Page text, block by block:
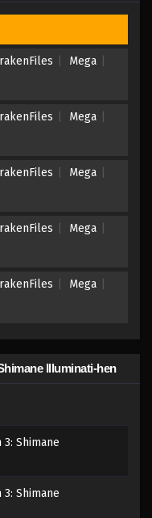
Mega
Mega
Mega
Mega
Mega
Illuminati-hen
Shimane
Shimane